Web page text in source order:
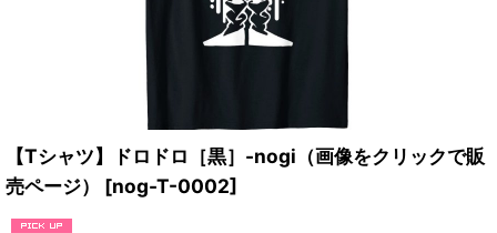
【Tシャツ】ドロドロ［黒］-nogi（画像をクリックで販
売ページ）
[nog-T-0002]